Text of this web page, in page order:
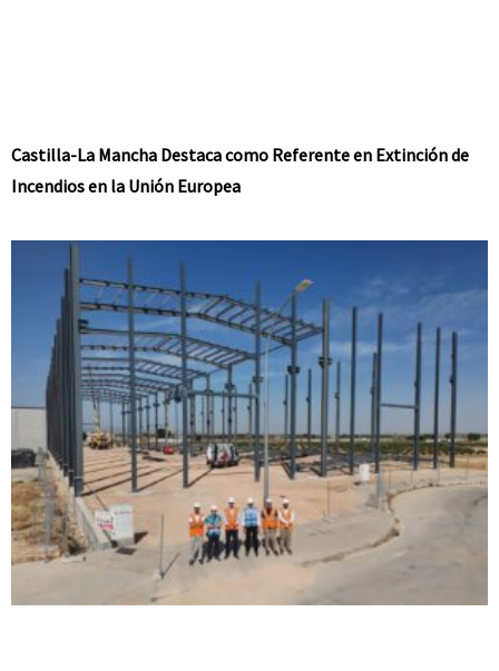
Castilla-La Mancha Destaca como Referente en Extinción de
Incendios en la Unión Europea